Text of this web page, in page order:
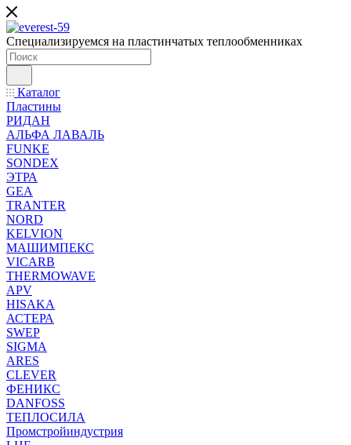
Специализируемся на пластинчатых теплообменниках
Каталог
Пластины
РИДАН
АЛЬФА ЛАВАЛЬ
FUNKE
SONDEX
ЭТРА
GEA
TRANTER
NORD
KELVION
МАШИМПЕКС
VICARB
THERMOWAVE
APV
HISAKA
АСТЕРА
SWEP
SIGMA
ARES
CLEVER
ФЕНИКС
DANFOSS
ТЕПЛОСИЛА
Промстройиндустрия